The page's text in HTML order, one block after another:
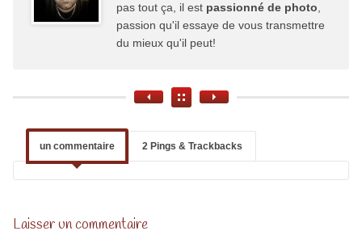
pas tout ça, il est passionné de photo
passion qu'il essaye de vous transmettre
du mieux qu'il peut!
un commentaire 2 Pings & Trackbacks
Laisser un commentaire